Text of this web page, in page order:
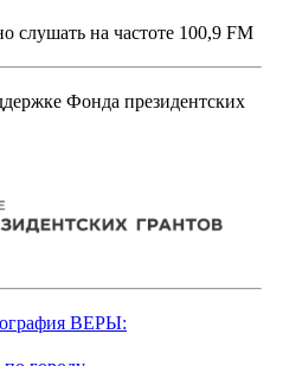
на частоте 100,9 FM
Фонда президентских
ВЕРЫ: